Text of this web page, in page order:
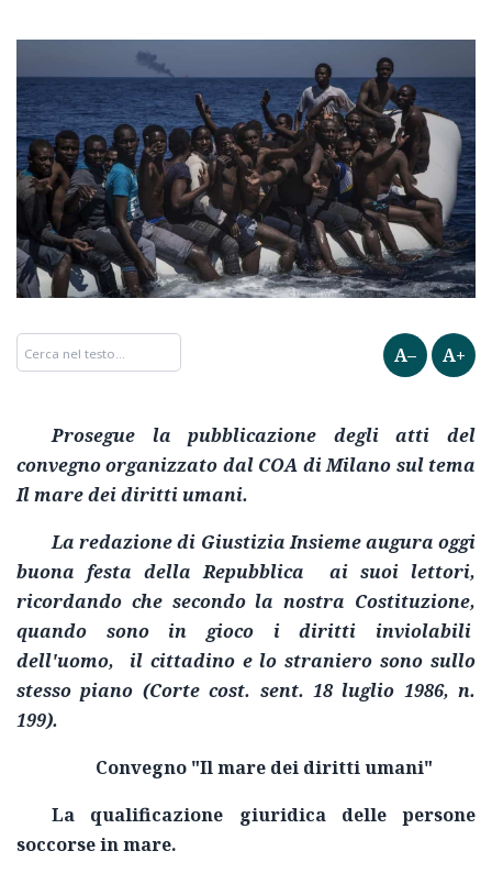
A– A+
Prosegue la pubblicazione degli atti del
convegno organizzato dal COA di Milano sul tema
Il mare dei diritti umani.
La redazione di Giustizia Insieme augura oggi
buona festa della Repubblica ai suoi lettori,
ricordando che secondo la nostra Costituzione,
quando sono in gioco i diritti inviolabili
dell'uomo, il cittadino e lo straniero sono sullo
stesso piano (Corte cost. sent. 18 luglio 1986, n.
199).
Convegno "Il mare dei diritti umani"
La qualificazione giuridica delle persone
soccorse in mare.